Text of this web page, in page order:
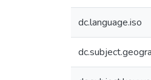
dc.language.iso